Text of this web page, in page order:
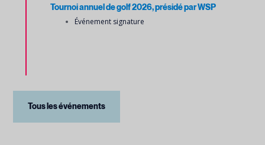
Tournoi annuel de golf 2026, présidé par WSP
Événement signature
Tous les événements